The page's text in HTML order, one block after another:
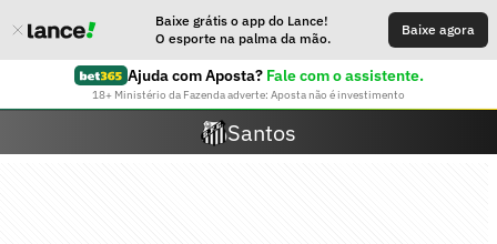
Baixe grátis o app do Lance!
O esporte na palma da mão.
Baixe agora
Ajuda com Aposta? Fale com o assistente.
18+ Ministério da Fazenda adverte: Aposta não é investimento
Santos